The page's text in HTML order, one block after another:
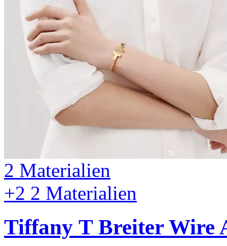
2 Materialien
+2 2 Materialien
Tiffany T Breiter Wire